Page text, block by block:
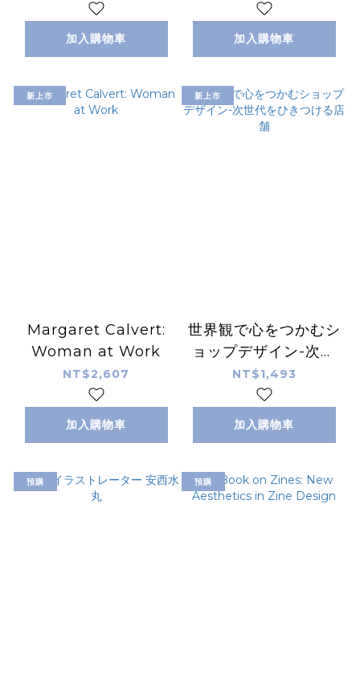
加入購物車 加入購物車
新上市
Margaret Calvert:
Woman at Work
NT$2,607
加入購物車
新上市
世界観で心をつかむシ
ョップデザイン-次世
代をひきつける店舗
NT$1,493
加入購物車
預購 預購